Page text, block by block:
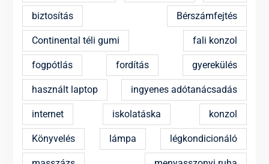
biztosítás Bérszámfejtés
Continental téli gumi fali konzol
fogpótlás fordítás gyerekülés
használt laptop ingyenes adótanácsadás
internet iskolatáska konzol
Könyvelés lámpa légkondicionáló